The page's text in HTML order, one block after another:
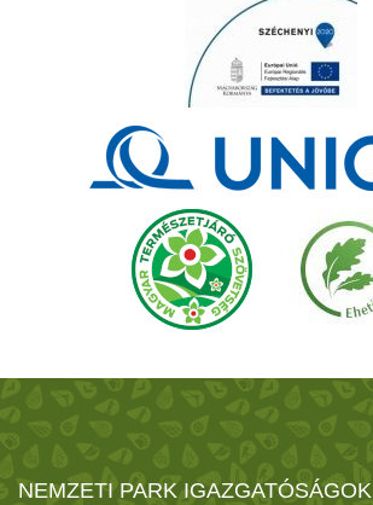
NEMZETI PARK IGAZGATÓSÁGOK